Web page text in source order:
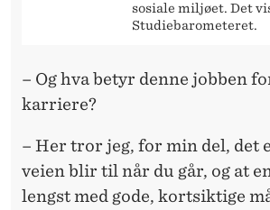
sosiale miljøet. Det
Studiebarometeret.
– Og hva betyr denne jobben
karriere?
– Her tror jeg, for min del, det
veien blir til når du går, og at
lengst med gode, kortsiktige